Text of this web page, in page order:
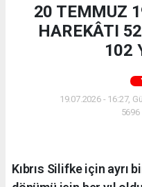
20 TEMMUZ
HAREKÂTI
102
19.07.2026 - 16:27,
Kıbrıs Silifke için ayrı